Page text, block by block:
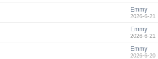
Emmy
2026-6-21
Emmy
2026-6-21
Emmy
2026-6-20